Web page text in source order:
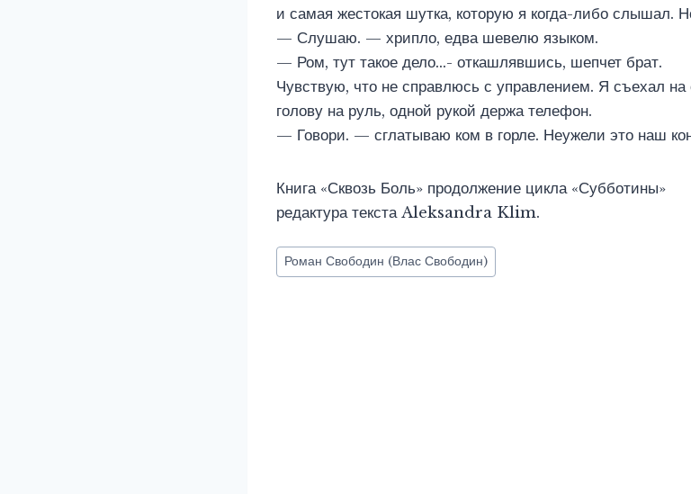
и самая жестокая шутка, которую я когда-либо слышал.
— Слушаю. — хрипло, едва шевелю языком.
— Ром, тут такое дело…- откашлявшись, шепчет брат.
Чувствую, что не справлюсь с управлением. Я съехал
голову на руль, одной рукой держа телефон.
— Говори. — сглатываю ком в горле. Неужели это наш
Книга «Сквозь Боль» продолжение цикла «Субботины»
редактура текста Aleksandra Klim.
Метки
записи:
Роман Свободин (Влас Свободин)